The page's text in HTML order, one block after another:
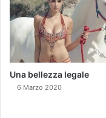
Una bellezza legale
6 Marzo 2020